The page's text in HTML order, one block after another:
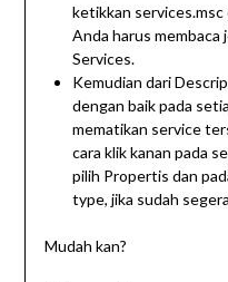
ketikkan services.msc
Anda harus
Services.
Kemudian dari
dengan baik pada
mematikan service
cara klik kanan pada
pilih Propertis dan
type, jika sudah
Mudah kan?